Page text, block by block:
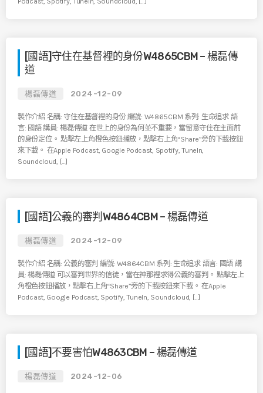
[國語]守住在基督裡的身份W4865CBM – 楊磊傳
道
楊磊傳道 2024-12-09
製作介紹 名稱: 守住在基督裡的身份 編號: W4865CBM 系列: 生命追求 語
言: 國語 講員: 楊磊傳道 在世上的身份為何並不重要，當留意守住在主面前
的身份定位。 點擊左上角橙色按鈕播放，點擊右上角“Share”旁的下載按鈕
來下載。 在Apple Podcast, Google Podcast, Spotify, TuneIn,
Soundcloud, […]
[國語]公義的審判W4864CBM – 楊磊傳道
楊磊傳道 2024-12-09
製作介紹 名稱: 公義的審判 編號: W4864CBM 系列: 生命追求 語言: 國語 講
員: 楊磊傳道 可以審判世界的信徒，當在神那裡求得公義的審判。 點擊左上
角橙色按鈕播放，點擊右上角“Share”旁的下載按鈕來下載。 在Apple
Podcast, Google Podcast, Spotify, TuneIn, Soundcloud, […]
[國語]不要害怕W4863CBM – 楊磊傳道
楊磊傳道 2024-12-06